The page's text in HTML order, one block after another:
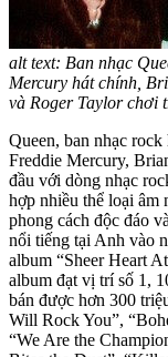
alt text: Ban nhạc
Mercury hát chính,
và Roger Taylor chơi
Queen, ban nhạc
Freddie Mercury,
đầu với dòng nhạc
hợp nhiều thể loại âm
phong cách độc đáo
nổi tiếng tại Anh vào
album “Sheer Heart
album đạt vị trí số 1,
bán được hơn 300
Will Rock You”,
“We Are the